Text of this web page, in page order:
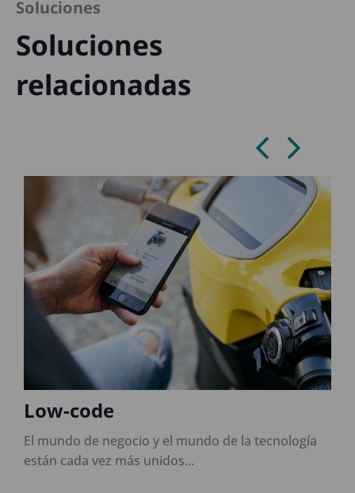
Soluciones
Soluciones
relacionadas
Low-code
El mundo de negocio y el mundo de la tecnología
están cada vez más unidos...